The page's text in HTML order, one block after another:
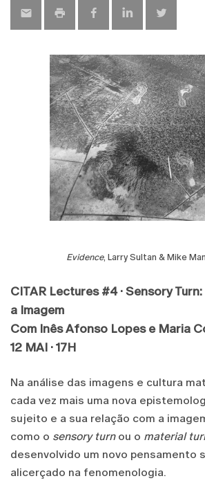
Evidence, Larry Sultan & Mike
CITAR Lectures #4 · Sensory
a Imagem
Com Inês Afonso Lopes e Maria
12 MAI · 17H
Na análise das imagens e cultura
cada vez mais uma nova
sujeito e a sua relação com a
como o sensory turnou o material
desenvolvido um novo pensamento
alicerçado na fenomenologia.